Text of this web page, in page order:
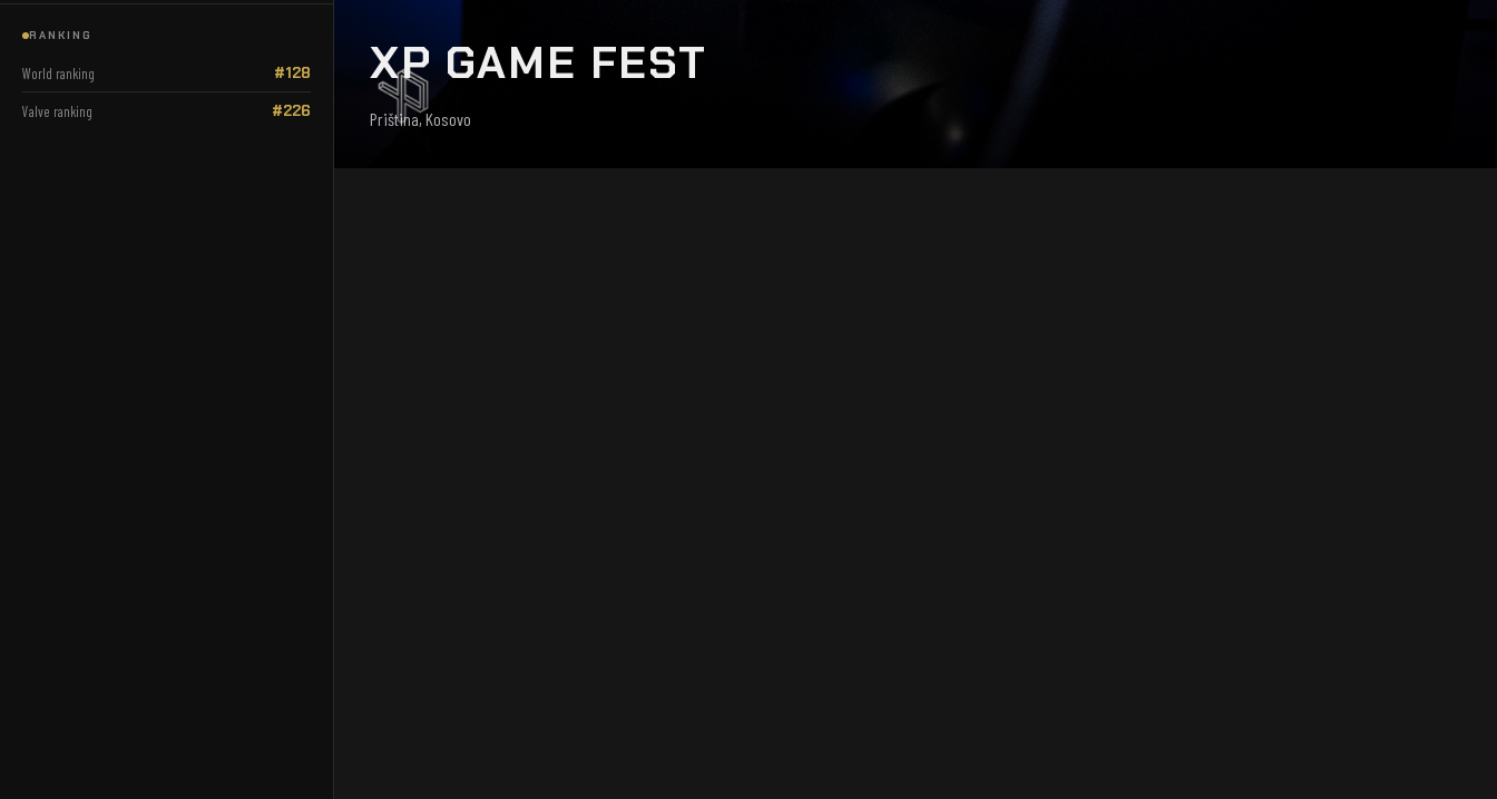
RANKING
World ranking #128
Valve ranking #226
XP GAME FEST
Priština, Kosovo